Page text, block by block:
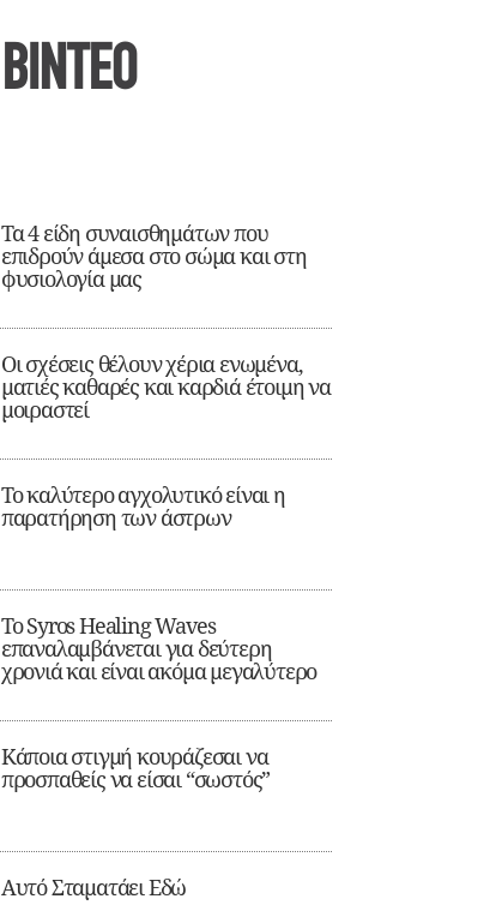
ΒΙΝΤΕΟ
Τα 4 είδη συναισθημάτων που
επιδρούν άμεσα στο σώμα και στη
φυσιολογία μας
Οι σχέσεις θέλουν χέρια ενωμένα,
ματιές καθαρές και καρδιά έτοιμη να
μοιραστεί
Το καλύτερο αγχολυτικό είναι η
παρατήρηση των άστρων
Το Syros Healing Waves
επαναλαμβάνεται για δεύτερη
χρονιά και είναι ακόμα μεγαλύτερο
Κάποια στιγμή κουράζεσαι να
προσπαθείς να είσαι “σωστός”
Αυτό Σταματάει Εδώ